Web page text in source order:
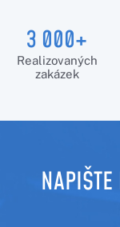
3 000+
Realizovaných
zakázek